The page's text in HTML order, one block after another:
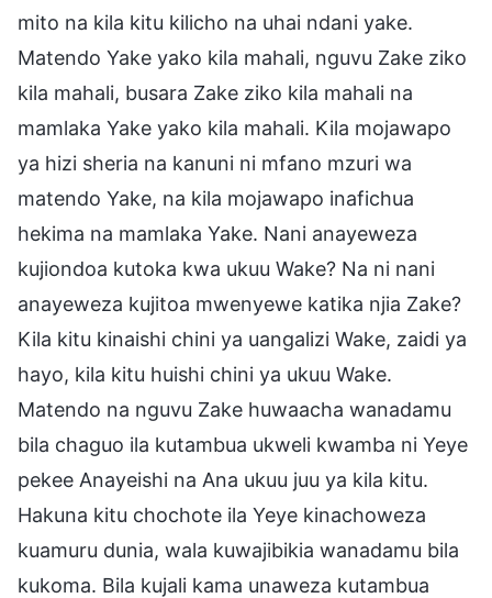
mito na kila kitu kilicho na uhai ndani yake.
Matendo Yake yako kila mahali, nguvu Zake ziko
kila mahali, busara Zake ziko kila mahali na
mamlaka Yake yako kila mahali. Kila mojawapo
ya hizi sheria na kanuni ni mfano mzuri wa
matendo Yake, na kila mojawapo inafichua
hekima na mamlaka Yake. Nani anayeweza
kujiondoa kutoka kwa ukuu Wake? Na ni nani
anayeweza kujitoa mwenyewe katika njia Zake?
Kila kitu kinaishi chini ya uangalizi Wake, zaidi ya
hayo, kila kitu huishi chini ya ukuu Wake.
Matendo na nguvu Zake huwaacha wanadamu
bila chaguo ila kutambua ukweli kwamba ni Yeye
pekee Anayeishi na Ana ukuu juu ya kila kitu.
Hakuna kitu chochote ila Yeye kinachoweza
kuamuru dunia, wala kuwajibikia wanadamu bila
kukoma. Bila kujali kama unaweza kutambua